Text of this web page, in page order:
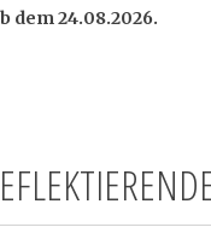
dem 24.08.2026.